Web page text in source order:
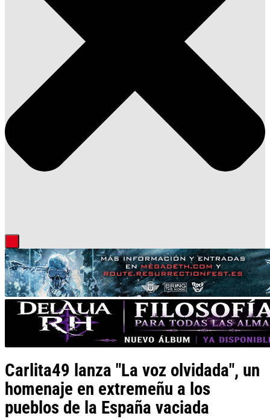
Carlita49 lanza "La voz olvidada", un
homenaje en extremeñu a los
pueblos de la España vaciada